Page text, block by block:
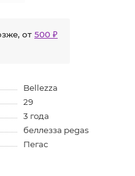
от 500 ₽
Bellezza
29
3 года
беллезза pegas
Пегас